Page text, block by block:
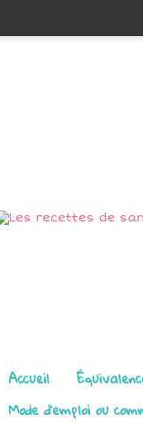
Pages
Accueil
Mode d’emploi ou